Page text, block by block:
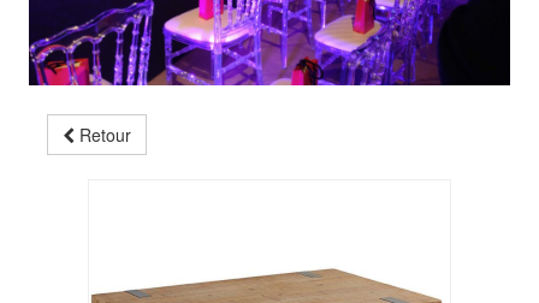
Retour